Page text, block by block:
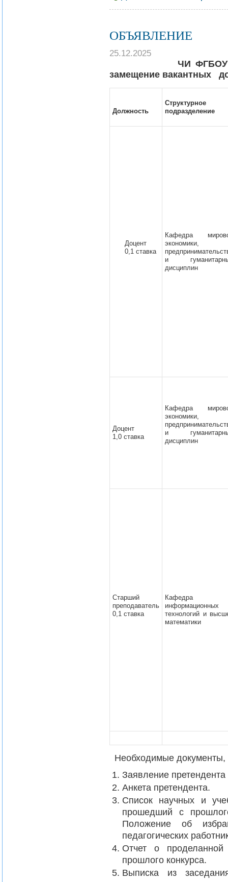
ОБЪЯВЛЕНИЕ
25.12.2025
ЧИ ФГБОУ ВО
замещение вакантных
Должность
Структурное
подразделение
Доцент
0,1 ставка
Кафедра
экономики,
и
дисциплин
Доцент
1,0 ставка
Кафедра
экономики,
и
дисциплин
Старший
преподаватель
0,1 ставка
Кафедра
информационных
технологий и
математики
Необходимые документы,
Заявление претендента
Анкета претендента.
Список научных и
прошедший с
Положение об
педагогических
Отчет о
прошлого конкурса.
Выписка из